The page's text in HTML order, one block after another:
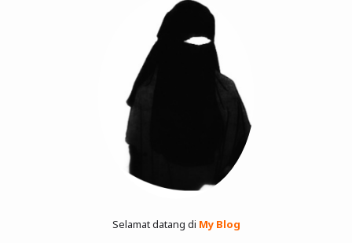
Selamat datang di My Blog